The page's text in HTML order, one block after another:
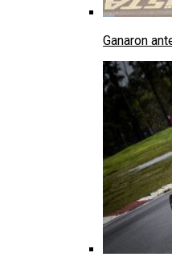
Ganaron